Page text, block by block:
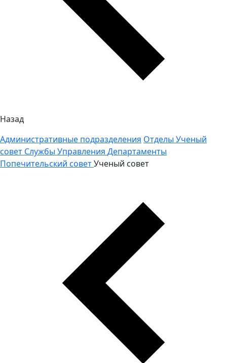
Назад
Административные подразделения Отделы Ученый
совет Службы Управления Департаменты
Попечительский советУченый совет